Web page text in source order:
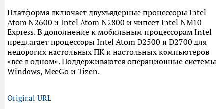
Платформа включает двухъядерные процессоры Intel
Atom N2600 и Intel Atom N2800 и чипсет Intel NM10
Express. В дополнение к мобильным процессорам Intel
предлагает процессоры Intel Atom D2500 и D2700 для
недорогих настольных ПК и настольных компьютеров
«все в одном». Поддерживаются операционные системы
Windows, MeeGo и Tizen.
Original URL